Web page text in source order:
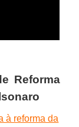
Reforma
à reforma da